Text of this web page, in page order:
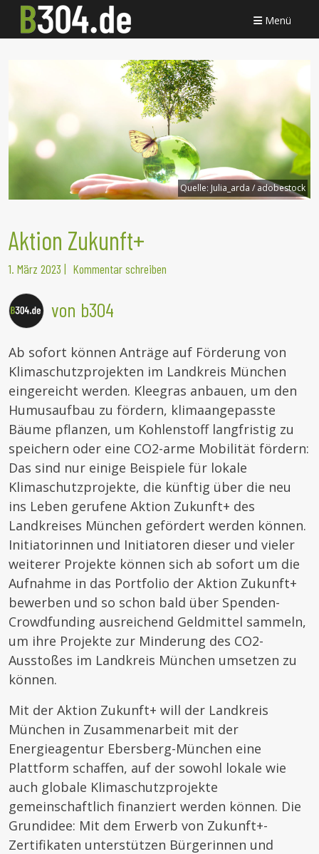
Menü
Quelle: Julia_arda / adobestock
Aktion Zukunft+
1. März 2023 | Kommentar schreiben
von b304
Ab sofort können Anträge auf Förderung von
Klimaschutzprojekten im Landkreis München
eingereicht werden. Kleegras anbauen, um den
Humusaufbau zu fördern, klimaangepasste
Bäume pflanzen, um Kohlenstoff langfristig zu
speichern oder eine CO2-arme Mobilität fördern:
Das sind nur einige Beispiele für lokale
Klimaschutzprojekte, die künftig über die neu
ins Leben gerufene Aktion Zukunft+ des
Landkreises München gefördert werden können.
Initiatorinnen und Initiatoren dieser und vieler
weiterer Projekte können sich ab sofort um die
Aufnahme in das Portfolio der Aktion Zukunft+
bewerben und so schon bald über Spenden-
Crowdfunding ausreichend Geldmittel sammeln,
um ihre Projekte zur Minderung des CO2-
Ausstoßes im Landkreis München umsetzen zu
können.
Mit der Aktion Zukunft+ will der Landkreis
München in Zusammenarbeit mit der
Energieagentur Ebersberg-München eine
Plattform schaffen, auf der sowohl lokale wie
auch globale Klimaschutzprojekte
gemeinschaftlich finanziert werden können. Die
Grundidee: Mit dem Erwerb von Zukunft+-
Zertifikaten unterstützen Bürgerinnen und